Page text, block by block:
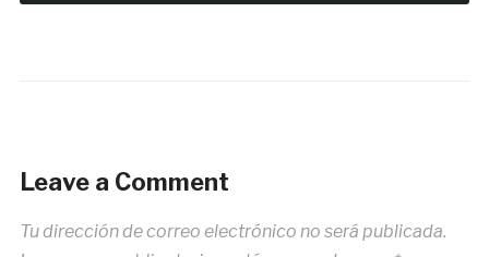
Leave a Comment
Tu dirección de correo electrónico no será publicada.